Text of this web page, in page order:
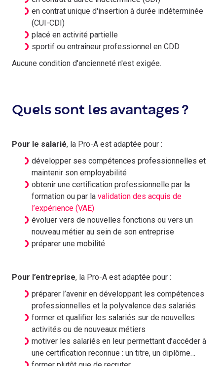
en contrat unique d'insertion à durée indéterminée
(CUI-CDI)
placé en activité partielle
sportif ou entraîneur professionnel en CDD
Aucune condition d'ancienneté n'est exigée.
Quels sont les avantages ?
Pour le salarié, la Pro-A est adaptée pour :
développer ses compétences professionnelles et
maintenir son employabilité
obtenir une certification professionnelle par la
formation ou par la validation des acquis de
l’expérience (VAE)
évoluer vers de nouvelles fonctions ou vers un
nouveau métier au sein de son entreprise
préparer une mobilité
Pour l’entreprise, la Pro-A est adaptée pour :
préparer l’avenir en développant les compétences
professionnelles et la polyvalence des salariés
former et qualifier les salariés sur de nouvelles
activités ou de nouveaux métiers
motiver les salariés en leur permettant d’accéder à
une certification reconnue : un titre, un diplôme…